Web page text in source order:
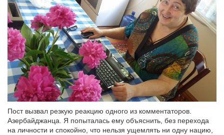
Пост вызвал резкую реакцию одного из комментаторов.
Азербайджанца. Я попыталась ему объяснить, без перехода
на личности и спокойно, что нельзя ущемлять ни одну нацию,